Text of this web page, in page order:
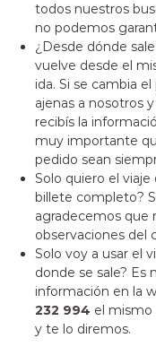
todos nuestros
no podemos
¿Desde dónde
vuelve desde el
ida. Si se cambia
ajenas a nosotros
recibís la
muy importante
pedido sean
Solo quiero el
billete completo?
agradecemos que
observaciones del
Solo voy a usar el
donde se sale? Es
información en la
232 994 el mismo
y te lo diremos.